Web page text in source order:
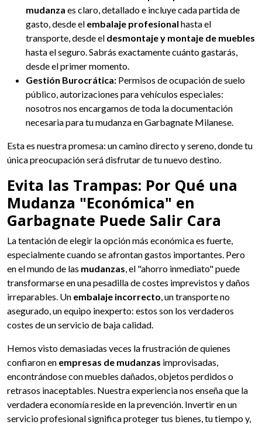
mudanza es claro, detallado e incluye cada partida de
gasto, desde el embalaje profesional hasta el
transporte, desde el desmontaje y montaje de muebles
hasta el seguro. Sabrás exactamente cuánto gastarás,
desde el primer momento.
Gestión Burocrática: Permisos de ocupación de suelo
público, autorizaciones para vehículos especiales:
nosotros nos encargamos de toda la documentación
necesaria para tu mudanza en Garbagnate Milanese.
Esta es nuestra promesa: un camino directo y sereno, donde tu
única preocupación será disfrutar de tu nuevo destino.
Evita las Trampas: Por Qué una
Mudanza "Económica" en
Garbagnate Puede Salir Cara
La tentación de elegir la opción más económica es fuerte,
especialmente cuando se afrontan gastos importantes. Pero
en el mundo de las mudanzas, el "ahorro inmediato" puede
transformarse en una pesadilla de costes imprevistos y daños
irreparables. Un embalaje incorrecto, un transporte no
asegurado, un equipo inexperto: estos son los verdaderos
costes de un servicio de baja calidad.
Hemos visto demasiadas veces la frustración de quienes
confiaron en empresas de mudanzas improvisadas,
encontrándose con muebles dañados, objetos perdidos o
retrasos inaceptables. Nuestra experiencia nos enseña que la
verdadera economía reside en la prevención. Invertir en un
servicio profesional significa proteger tus bienes, tu tiempo y,